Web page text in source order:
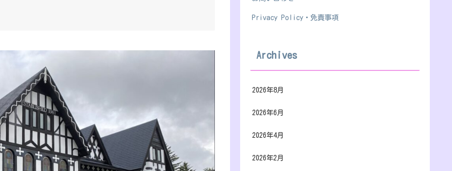
Privacy Policy・免責事項
Archives
2026年8月
2026年6月
2026年4月
2026年2月